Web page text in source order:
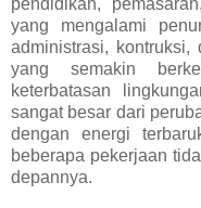
pendidikan,
yang mengalami
administrasi,
yang semakin
keterbatasan
sangat besar dari
dengan energi
beberapa pekerjaan
depannya.